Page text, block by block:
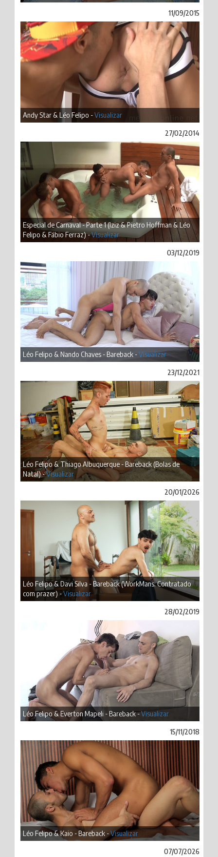
11/09/2015
Andy Star & Léo Felipo -Visualizar
27/02/2014
Especial de Carnaval - Parte 1 (Iziz & Pietro Hoffman & Léo
Felipo & Fábio Ferraz) -Visualizar
03/12/2019
Léo Felipo & Nando Chaves - Bareback -Visualizar
23/12/2021
Léo Felipo & Thiago Albuquerque - Bareback (Bolas de
Natal) -Visualizar
20/01/2026
Léo Felipo & Davi Silva - Bareback (WorkMans: Contratado
com prazer) -Visualizar
28/02/2019
Léo Felipo & Everton Mapeli - Bareback -Visualizar
15/11/2018
Léo Felipo & Kaio - Bareback -Visualizar
07/07/2026